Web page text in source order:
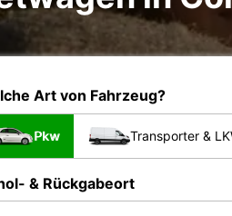
Art von Fahrzeug?
Pkw Transporter &
& Rückgabeort